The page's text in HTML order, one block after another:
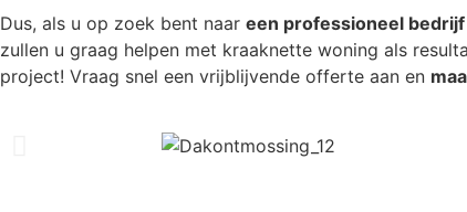
Dus, als u op zoek bent naar een professioneel
zullen u graag helpen met kraaknette woning als
project! Vraag snel een vrijblijvende offerte aan en